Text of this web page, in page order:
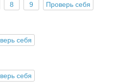
8 9 Проверь себя
себя
себя